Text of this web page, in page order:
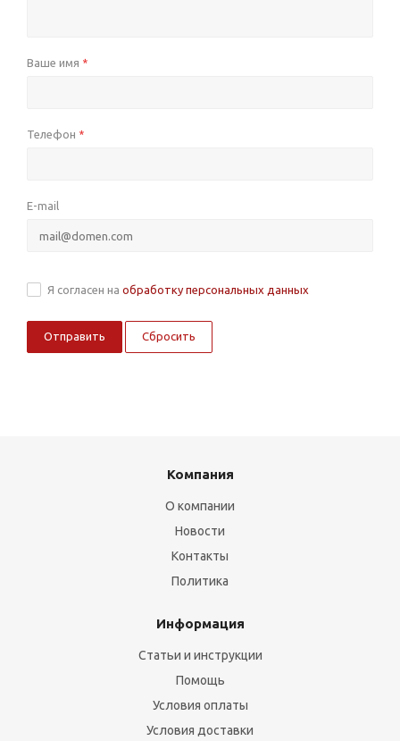
Ваше имя *
Телефон *
E-mail
Я согласен на обработку персональных данных
Сбросить
Компания
О компании
Новости
Контакты
Политика
Информация
Статьи и инструкции
Помощь
Условия оплаты
Условия доставки